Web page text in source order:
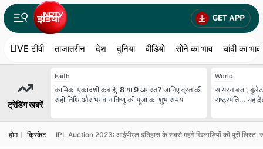
LIVE टीवी ताजातरीन देश दुनिया वीडियो सोने का भाव चांदी का भाव
ट्रेडिंग खबरें
Faith
कामिका एकादशी कब है, 8 या 9 अगस्त? जानिए व्रत की
सही तिथि और भगवान विष्णु की पूजा का शुभ समय
World
सायरन बजा,
राष्ट्रपति... यह
होम क्रिकेट IPL Auction 2023: आईपीएल इतिहास के सबसे महंगे खिलाड़ियों की पूरी